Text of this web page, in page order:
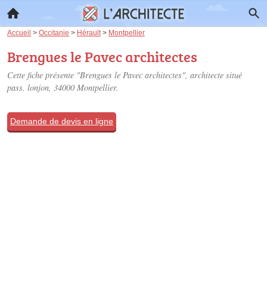
Accueil > Occitanie > Hérault > Montpellier
Brengues le Pavec architectes
Cette fiche présente "Brengues le Pavec architectes", architecte situé
pass. lonjon, 34000 Montpellier.
Demande de devis en ligne